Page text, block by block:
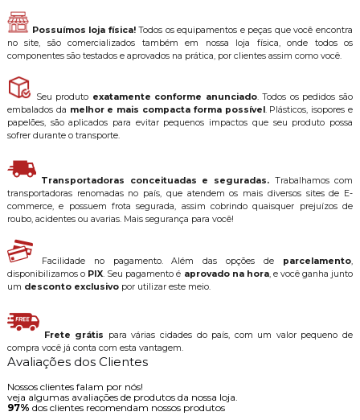
Possuímos loja física!Todos os equipamentos e peças que você encontra
no site, são comercializados também em nossa loja física, onde todos os
componentes são testados e aprovados na prática, por clientes assim como você.
Seu produto exatamente conforme anunciado. Todos os pedidos são
embalados da melhor e mais compacta forma possível. Plásticos, isopores e
papelões, são aplicados para evitar pequenos impactos que seu produto possa
sofrer durante o transporte.
Transportadoras conceituadas e seguradas. Trabalhamos com
transportadoras renomadas no país, que atendem os mais diversos sites de E-
commerce, e possuem frota segurada, assim cobrindo quaisquer prejuízos de
roubo, acidentes ou avarias. Mais segurança para você!
Facilidade no pagamento. Além das opções de parcelamento,
disponibilizamos o PIX. Seu pagamento é aprovado na hora, e você ganha junto
um desconto exclusivopor utilizar este meio.
Frete grátis para várias cidades do país, com um valor pequeno de
compra você já conta com esta vantagem.
Avaliações dos Clientes
Nossos clientes falam por nós!
veja algumas avaliações de produtos da nossa loja.
97% dos clientes recomendam nossos produtos